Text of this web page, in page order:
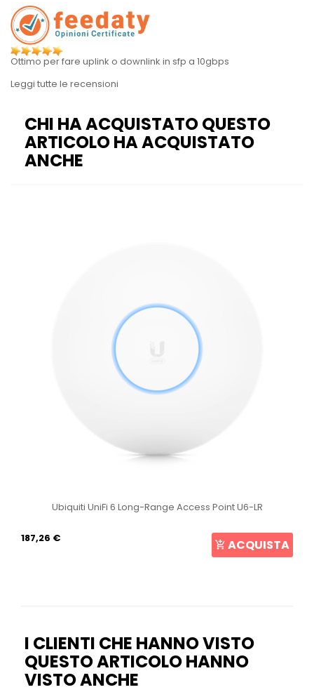
Ottimo per fare uplink o downlink in sfp a 10gbps
Leggi tutte le recensioni
CHI HA ACQUISTATO QUESTO
ARTICOLO HA ACQUISTATO
ANCHE
Ubiquiti UniFi 6 Long-Range Access Point U6-LR
187,26 € ACQUISTA
I CLIENTI CHE HANNO VISTO
QUESTO ARTICOLO HANNO
VISTO ANCHE